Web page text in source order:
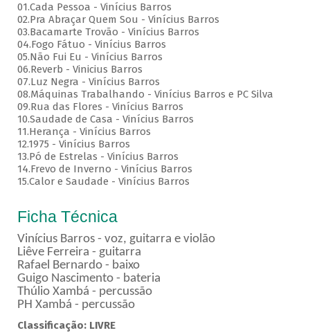
01.Cada Pessoa - Vinícius Barros
02.Pra Abraçar Quem Sou - Vinícius Barros
03.Bacamarte Trovão - Vinícius Barros
04.Fogo Fátuo - Vinícius Barros
05.Não Fui Eu - Vinícius Barros
06.Reverb - Vinicius Barros
07.Luz Negra - Vinícius Barros
08.Máquinas Trabalhando - Vinícius Barros e PC Silva
09.Rua das Flores - Vinícius Barros
10.Saudade de Casa - Vinícius Barros
11.Herança - Vinícius Barros
12.1975 - Vinícius Barros
13.Pó de Estrelas - Vinícius Barros
14.Frevo de Inverno - Vinícius Barros
15.Calor e Saudade - Vinícius Barros
Ficha Técnica
Vinícius Barros - voz, guitarra e violão
Liêve Ferreira - guitarra
Rafael Bernardo - baixo
Guigo Nascimento - bateria
Thúlio Xambá - percussão
PH Xambá - percussão
Classificação: LIVRE